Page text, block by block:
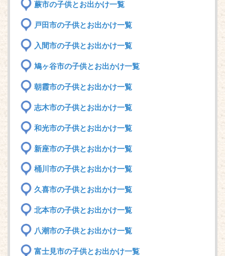
蕨市の子供とお出かけ一覧
戸田市の子供とお出かけ一覧
入間市の子供とお出かけ一覧
鳩ヶ谷市の子供とお出かけ一覧
朝霞市の子供とお出かけ一覧
志木市の子供とお出かけ一覧
和光市の子供とお出かけ一覧
新座市の子供とお出かけ一覧
桶川市の子供とお出かけ一覧
久喜市の子供とお出かけ一覧
北本市の子供とお出かけ一覧
八潮市の子供とお出かけ一覧
富士見市の子供とお出かけ一覧